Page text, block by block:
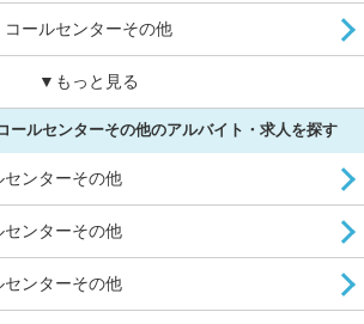
ールセンターその他
▼もっと見る
ールセンターその他のアルバイト・求人を探す
ンターその他
ンターその他
ンターその他